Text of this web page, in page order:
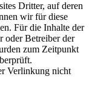
Dritter, auf deren
wir für diese
Für die Inhalte der
oder Betreiber der
zum Zeitpunkt
Verlinkung nicht